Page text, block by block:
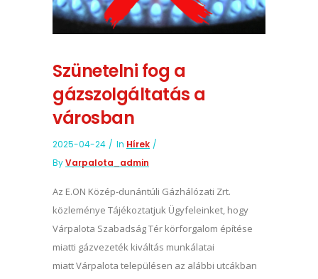
Szünetelni fog a
gázszolgáltatás a
városban
2025-04-24 In Hírek
ByVarpalota_admin
Az E.ON Közép-dunántúli Gázhálózati Zrt.
közleménye Tájékoztatjuk Ügyfeleinket, hogy
Várpalota Szabadság Tér körforgalom építése
miatti gázvezeték kiváltás munkálatai
miatt Várpalota településen az alábbi utcákban